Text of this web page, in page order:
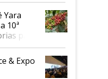
Yara
10ª
para
& Expo